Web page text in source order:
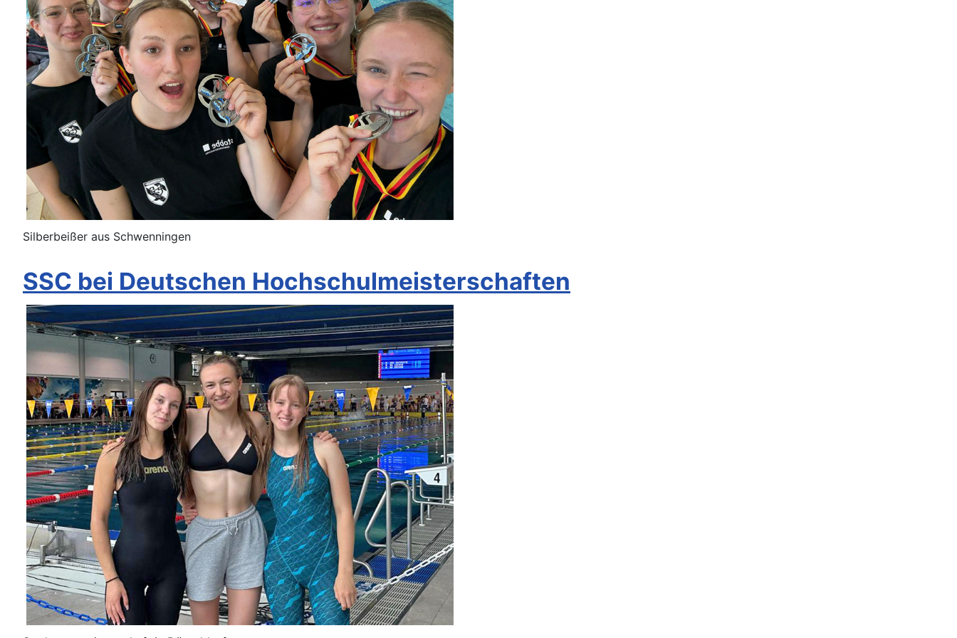
Silberbeißer aus Schwenningen
SSC bei Deutschen Hochschulmeisterschaften